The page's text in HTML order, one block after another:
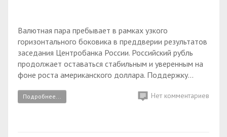
Валютная пара пребывает в рамках узкого
горизонтального боковика в преддверии результатов
заседания Центробанка России. Российский рубль
продолжает оставаться стабильным и уверенным на
фоне роста американского доллара. Поддержку...
Подробнее... Нет комментариев